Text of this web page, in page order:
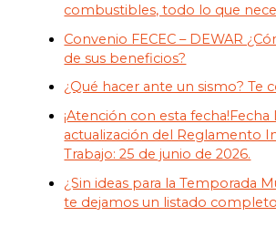
combustibles, todo lo que
Convenio FECEC – DEWAR
de sus beneficios?
¿Qué hacer ante un sismo? Te
¡Atención con esta
actualización del Reglamento
Trabajo: 25 de junio de 2026.
¿Sin ideas para la Temporada
te dejamos un listado